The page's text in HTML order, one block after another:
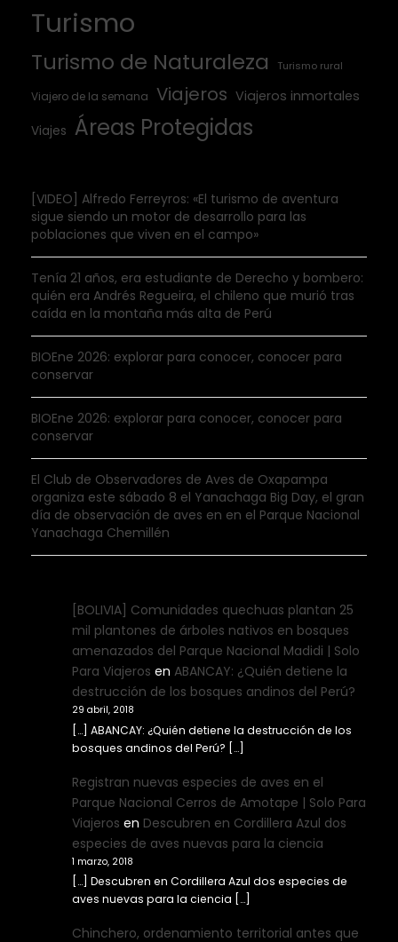
Turismo
Turismo de Naturaleza Turismo rural
Viajero de la semana Viajeros Viajeros inmortales
Viajes Áreas Protegidas
[VIDEO] Alfredo Ferreyros: «El turismo de aventura
sigue siendo un motor de desarrollo para las
poblaciones que viven en el campo»
Tenía 21 años, era estudiante de Derecho y bombero:
quién era Andrés Regueira, el chileno que murió tras
caída en la montaña más alta de Perú
BIOEne 2026: explorar para conocer, conocer para
conservar
BIOEne 2026: explorar para conocer, conocer para
conservar
El Club de Observadores de Aves de Oxapampa
organiza este sábado 8 el Yanachaga Big Day, el gran
día de observación de aves en en el Parque Nacional
Yanachaga Chemillén
[BOLIVIA] Comunidades quechuas plantan 25
mil plantones de árboles nativos en bosques
amenazados del Parque Nacional Madidi | Solo
Para Viajeros en ABANCAY: ¿Quién detiene la
destrucción de los bosques andinos del Perú?
29 abril, 2018
[…] ABANCAY: ¿Quién detiene la destrucción de los
bosques andinos del Perú? […]
Registran nuevas especies de aves en el
Parque Nacional Cerros de Amotape | Solo Para
Viajeros en Descubren en Cordillera Azul dos
especies de aves nuevas para la ciencia
1 marzo, 2018
[…] Descubren en Cordillera Azul dos especies de
aves nuevas para la ciencia […]
Chinchero, ordenamiento territorial antes que